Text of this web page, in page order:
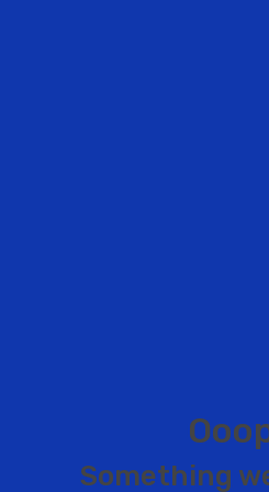
Ooo
Something w